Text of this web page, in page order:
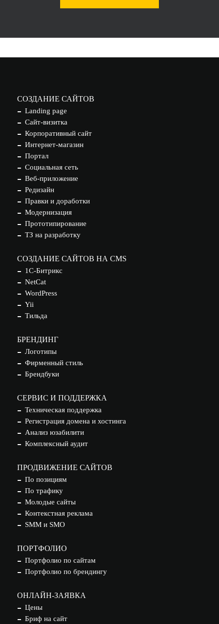
СОЗДАНИЕ САЙТОВ
Landing page
Сайт-визитка
Корпоративный сайт
Интернет-магазин
Портал
Социальная сеть
Веб-приложение
Редизайн
Правки и доработки
Модернизация
Прототипирование
ТЗ на разработку
СОЗДАНИЕ САЙТОВ НА CMS
1С-Битрикс
NetCat
WordPress
Yii
Тильда
БРЕНДИНГ
Логотипы
Фирменный стиль
Брендбуки
СЕРВИС И ПОДДЕРЖКА
Техническая поддержка
Регистрация домена и хостинга
Анализ юзабилити
Комплексный аудит
ПРОДВИЖЕНИЕ САЙТОВ
По позициям
По трафику
Молодые сайты
Контекстная реклама
SMM и SMO
ПОРТФОЛИО
Портфолио по сайтам
Портфолио по брендингу
ОНЛАЙН-ЗАЯВКА
Цены
Бриф на сайт